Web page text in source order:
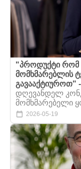
"პროდუქტი რომ
მომხმარებლის
გავააქტიუროთ" -
დღევანდელ
მომხმარებელი
2026-05-19